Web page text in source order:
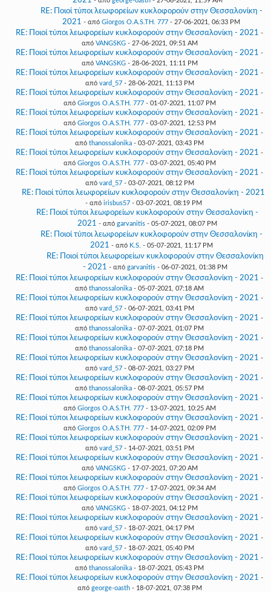
RE: Ποιοί τύποι λεωφορείων κυκλοφορούν στην Θεσσαλονίκη -
2021 - από Giorgos O.A.S.TH. 777 - 27-06-2021, 06:33 PM
RE: Ποιοί τύποι λεωφορείων κυκλοφορούν στην Θεσσαλονίκη - 2021 -
από VANGSKG- 27-06-2021, 09:51 AM
RE: Ποιοί τύποι λεωφορείων κυκλοφορούν στην Θεσσαλονίκη - 2021 -
από VANGSKG- 28-06-2021, 11:11 PM
RE: Ποιοί τύποι λεωφορείων κυκλοφορούν στην Θεσσαλονίκη - 2021 -
από vard_57- 28-06-2021, 11:13 PM
RE: Ποιοί τύποι λεωφορείων κυκλοφορούν στην Θεσσαλονίκη - 2021 -
από Giorgos O.A.S.TH. 777- 01-07-2021, 11:07 PM
RE: Ποιοί τύποι λεωφορείων κυκλοφορούν στην Θεσσαλονίκη - 2021 -
από Giorgos O.A.S.TH. 777- 03-07-2021, 12:53 PM
RE: Ποιοί τύποι λεωφορείων κυκλοφορούν στην Θεσσαλονίκη - 2021 -
από thanossalonika - 03-07-2021, 03:43 PM
RE: Ποιοί τύποι λεωφορείων κυκλοφορούν στην Θεσσαλονίκη - 2021 -
από Giorgos O.A.S.TH. 777- 03-07-2021, 05:40 PM
RE: Ποιοί τύποι λεωφορείων κυκλοφορούν στην Θεσσαλονίκη - 2021 -
από vard_57- 03-07-2021, 08:12 PM
RE: Ποιοί τύποι λεωφορείων κυκλοφορούν στην Θεσσαλονίκη - 2021
- από irisbus57- 03-07-2021, 08:19 PM
RE: Ποιοί τύποι λεωφορείων κυκλοφορούν στην Θεσσαλονίκη -
2021 - από garvanitis - 05-07-2021, 08:07 PM
RE: Ποιοί τύποι λεωφορείων κυκλοφορούν στην Θεσσαλονίκη -
2021 - από K.S. - 05-07-2021, 11:17 PM
RE: Ποιοί τύποι λεωφορείων κυκλοφορούν στην Θεσσαλονίκη
- 2021 - από garvanitis - 06-07-2021, 01:38 PM
RE: Ποιοί τύποι λεωφορείων κυκλοφορούν στην Θεσσαλονίκη - 2021 -
από thanossalonika - 05-07-2021, 07:18 AM
RE: Ποιοί τύποι λεωφορείων κυκλοφορούν στην Θεσσαλονίκη - 2021 -
από vard_57- 06-07-2021, 03:41 PM
RE: Ποιοί τύποι λεωφορείων κυκλοφορούν στην Θεσσαλονίκη - 2021 -
από thanossalonika - 07-07-2021, 01:07 PM
RE: Ποιοί τύποι λεωφορείων κυκλοφορούν στην Θεσσαλονίκη - 2021 -
από thanossalonika - 07-07-2021, 07:18 PM
RE: Ποιοί τύποι λεωφορείων κυκλοφορούν στην Θεσσαλονίκη - 2021 -
από vard_57- 08-07-2021, 03:27 PM
RE: Ποιοί τύποι λεωφορείων κυκλοφορούν στην Θεσσαλονίκη - 2021 -
από thanossalonika - 08-07-2021, 05:57 PM
RE: Ποιοί τύποι λεωφορείων κυκλοφορούν στην Θεσσαλονίκη - 2021 -
από Giorgos O.A.S.TH. 777- 13-07-2021, 10:25 AM
RE: Ποιοί τύποι λεωφορείων κυκλοφορούν στην Θεσσαλονίκη - 2021 -
από Giorgos O.A.S.TH. 777- 14-07-2021, 02:09 PM
RE: Ποιοί τύποι λεωφορείων κυκλοφορούν στην Θεσσαλονίκη - 2021 -
από vard_57- 14-07-2021, 03:51 PM
RE: Ποιοί τύποι λεωφορείων κυκλοφορούν στην Θεσσαλονίκη - 2021 -
από VANGSKG- 17-07-2021, 07:20 AM
RE: Ποιοί τύποι λεωφορείων κυκλοφορούν στην Θεσσαλονίκη - 2021 -
από Giorgos O.A.S.TH. 777- 17-07-2021, 09:34 AM
RE: Ποιοί τύποι λεωφορείων κυκλοφορούν στην Θεσσαλονίκη - 2021 -
από VANGSKG- 18-07-2021, 04:12 PM
RE: Ποιοί τύποι λεωφορείων κυκλοφορούν στην Θεσσαλονίκη - 2021 -
από vard_57- 18-07-2021, 04:17 PM
RE: Ποιοί τύποι λεωφορείων κυκλοφορούν στην Θεσσαλονίκη - 2021 -
από vard_57- 18-07-2021, 05:40 PM
RE: Ποιοί τύποι λεωφορείων κυκλοφορούν στην Θεσσαλονίκη - 2021 -
από thanossalonika - 18-07-2021, 05:43 PM
RE: Ποιοί τύποι λεωφορείων κυκλοφορούν στην Θεσσαλονίκη - 2021 -
από george-oasth- 18-07-2021, 07:38 PM